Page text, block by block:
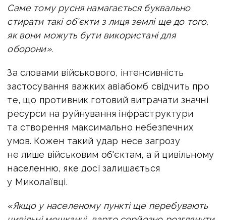
Саме тому русня намагається буквально
стирати такі об'єкти з лиця землі ще до того,
як вони можуть бути використані для
оборони».
За словами військового, інтенсивність
застосування важких авіабомб свідчить про
те, що противник готовий витрачати значні
ресурси на руйнування інфраструктури
та створення максимально небезпечних
умов. Кожен такий удар несе загрозу
не лише військовим об'єктам, а й цивільному
населенню, яке досі залишається
у Миколаївці.
«Якщо у населеному пункті ще перебувають